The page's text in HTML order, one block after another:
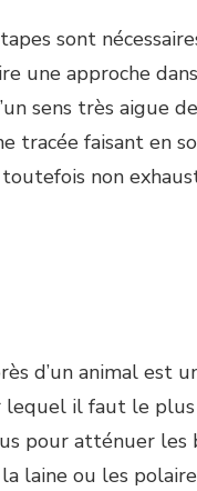
sont
approche
sens très aigue
faisant en
non
d’un animal
il faut le
pour atténuer
laine ou les